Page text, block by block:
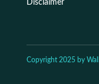
Disclaimer
Copyright 2025 by